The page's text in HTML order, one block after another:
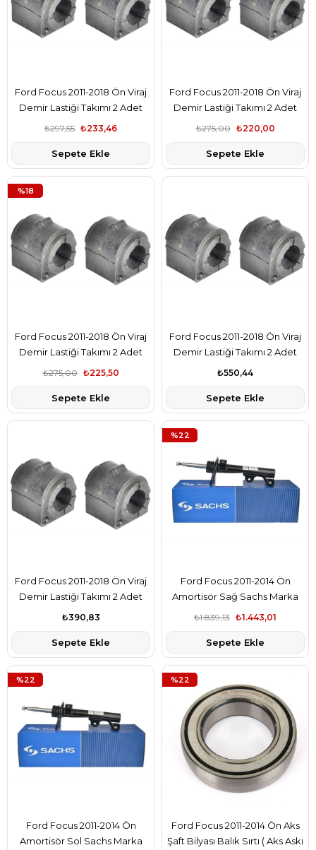
Ford Focus 2011-2018 Ön Viraj
Demir Lastiği Takımı 2 Adet
Cm Marka AV615484AA
₺233,46
₺297,55
Sepete Ekle
Ford Focus 2011-2018 Ön Viraj
Demir Lastiği Takımı 2 Adet
Bsg Marka AV615484AA
₺220,00
₺275,00
Sepete Ekle
Ford Focus 2011-2018 Ön Viraj
Demir Lastiği Takımı 2 Adet
Rapro Marka AV615484AA
₺225,50
₺275,00
Sepete Ekle
%18
Ford Focus 2011-2018 Ön Viraj
Demir Lastiği Takımı 2 Adet
Lemforder Marka AV615484AA
₺550,44
Sepete Ekle
Ford Focus 2011-2018 Ön Viraj
Demir Lastiği Takımı 2 Adet
Febi Marka AV615484AA
₺390,83
Sepete Ekle
Ford Focus 2011-2014 Ön
Amortisör Sağ Sachs Marka
2S6118146AC
₺1.443,01
₺1.839,13
Sepete Ekle
%22
Ford Focus 2011-2014 Ön
Amortisör Sol Sachs Marka
%22
Ford Focus 2011-2014 Ön Aks
Şaft Bilyası Balık Sırtı ( Aks Askı
%22